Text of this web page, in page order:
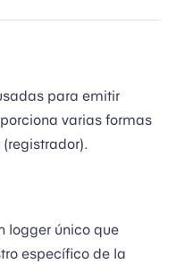
para emitir
varias formas
logger único que
específico de la